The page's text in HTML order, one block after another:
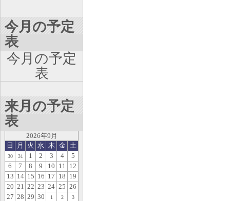
今月の予定
表
今月の予定
表
来月の予定
表
2026年9月
日
月 火 水 木 金 土
30 31 1 2 3 4
5
6
7 8 9 10 11
12
13 14 15 16 17 18 19
20 21 22 23 24 25 26
27 28 29 30 1 2 3